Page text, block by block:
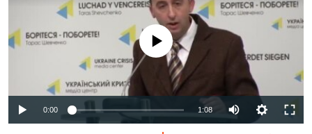
СПЕЦПРОЕКТИ
ДЕПОРТАЦІЯ
ВІДЕОУРОКИ «ELIFBE»
СВІДЧЕННЯ ОКУПАЦІЇ
УКРАЇНСЬКА ПРОБЛЕМА КРИМУ
ЯК ОБІЙТИ БЛОКУВАННЯ
Русский
Qırımtatar
No media source currently available
0:00 1:08